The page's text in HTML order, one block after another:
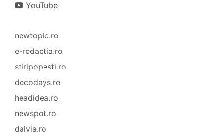
YouTube
newtopic.ro
e-redactia.ro
stiripopesti.ro
decodays.ro
headidea.ro
newspot.ro
dalvia.ro